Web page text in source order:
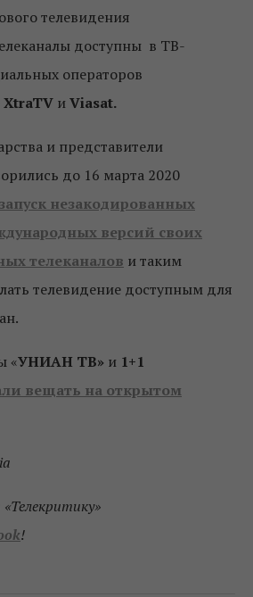
телевидения
доступны в ТВ-
операторов
XtraTV иViasat.
и представители
до 16 марта 2020
незакодированных
версий своих
телеканалов и таким
телевидение доступным для
«УНИАН ТВ» и 1+1
вещать на открытом
!